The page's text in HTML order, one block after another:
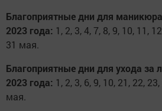
Благоприятные дни для
2023 года: 1, 2, 3, 4, 7, 8, 9, 10, 11,
31 мая.
Благоприятные дни для ухода за
2023 года: 1, 2, 3, 6, 9, 10, 21, 22,
мая.